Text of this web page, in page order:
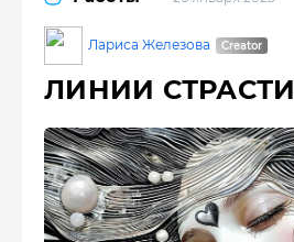
Лариса Железова
ЛИНИИ СТРАСТИ